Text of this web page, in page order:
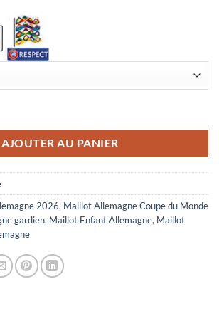
AJOUTER AU PANIER
2026, Maillot Allemagne Coupe du Monde
gardien, Maillot Enfant Allemagne, Maillot